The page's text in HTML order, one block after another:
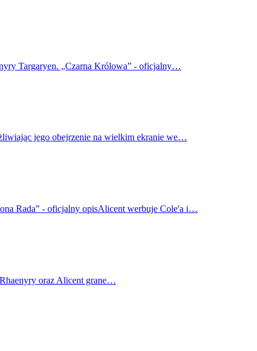
Targaryen. „Czarna Królowa” - oficjalny…
jego obejrzenie na wielkim ekranie we…
Rada” - oficjalny opisAlicent werbuje Cole'a i…
oraz Alicent grane…